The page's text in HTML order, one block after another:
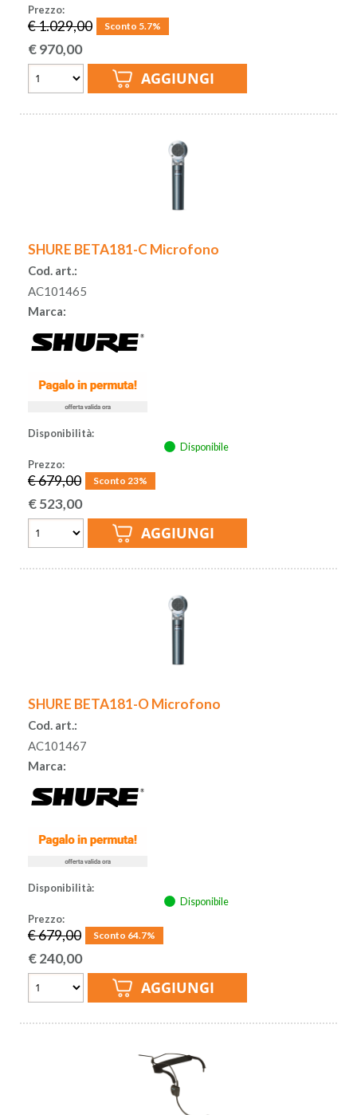
Prezzo:
€ 1.029,00 Sconto 5.7%
€970,00
SHURE BETA181-C Microfono
Cod. art.:
AC101465
Marca:
Disponibilità:
Disponibile
Prezzo:
€ 679,00 Sconto 23%
€523,00
SHURE BETA181-O Microfono
Cod. art.:
AC101467
Marca:
Disponibilità:
Disponibile
Prezzo:
€ 679,00 Sconto 64.7%
€240,00